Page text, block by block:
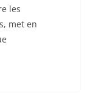
les
met en